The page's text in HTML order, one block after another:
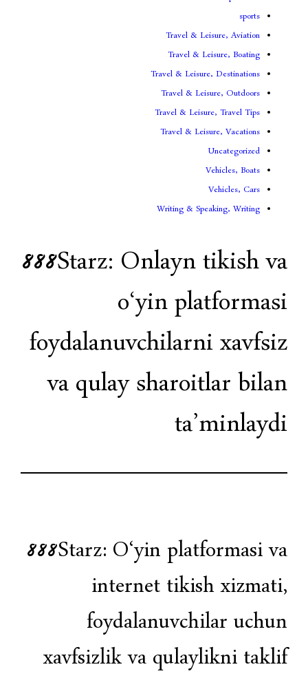
Travel &
Travel &
Travel &
Travel &
Travel &
Travel &
Writing &
888Starz: Onlayn
o‘yin
va qulay
888Starz: O‘yin
internet
xavfsizlik va